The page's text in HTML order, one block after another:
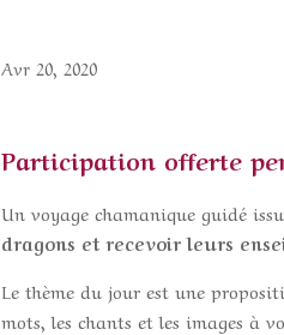
Avr 20, 2020
Participation offerte
Un voyage chamanique guidé
dragons et recevoir leurs
Le thème du jour est une
mots, les chants et les images à